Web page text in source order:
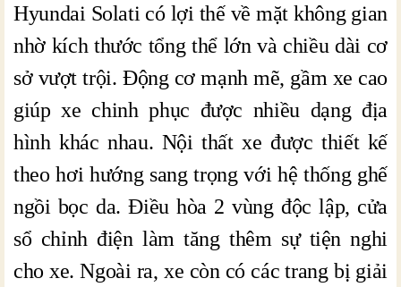
Hyundai Solati có lợi thế về mặt không gian
nhờ kích thước tổng thể lớn và chiều dài cơ
sở vượt trội. Động cơ mạnh mẽ, gầm xe cao
giúp xe chinh phục được nhiều dạng địa
hình khác nhau. Nội thất xe được thiết kế
theo hơi hướng sang trọng với hệ thống ghế
ngồi bọc da. Điều hòa 2 vùng độc lập, cửa
sổ chỉnh điện làm tăng thêm sự tiện nghi
cho xe. Ngoài ra, xe còn có các trang bị giải